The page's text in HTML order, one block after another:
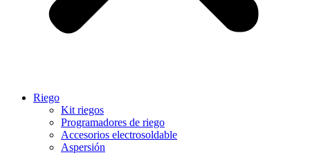
Riego
Kit riegos
Programadores de riego
Accesorios electrosoldable
Aspersión